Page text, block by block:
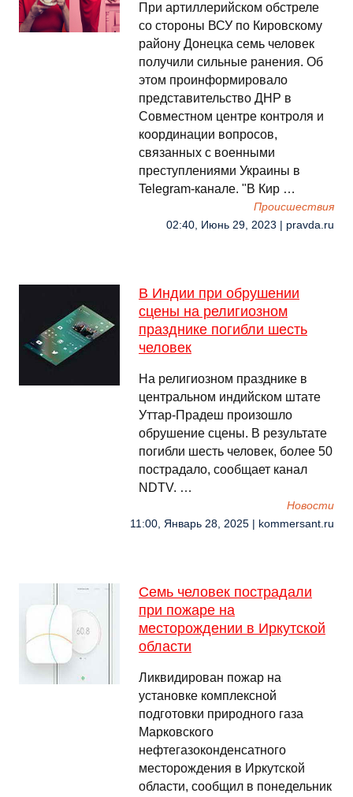
При артиллерийском обстреле
со стороны ВСУ по Кировскому
району Донецка семь человек
получили сильные ранения. Об
этом проинформировало
представительство ДНР в
Совместном центре контроля и
координации вопросов,
связанных с военными
преступлениями Украины в
Telegram-канале. "В Кир …
Происшествия
02:40, Июнь 29, 2023 | pravda.ru
В Индии при обрушении
сцены на религиозном
празднике погибли шесть
человек
На религиозном празднике в
центральном индийском штате
Уттар-Прадеш произошло
обрушение сцены. В результате
погибли шесть человек, более 50
пострадало, сообщает канал
NDTV. …
Новости
11:00, Январь 28, 2025 | kommersant.ru
Семь человек пострадали
при пожаре на
месторождении в Иркутской
области
Ликвидирован пожар на
установке комплексной
подготовки природного газа
Марковского
нефтегазоконденсатного
месторождения в Иркутской
области, сообщил в понедельник